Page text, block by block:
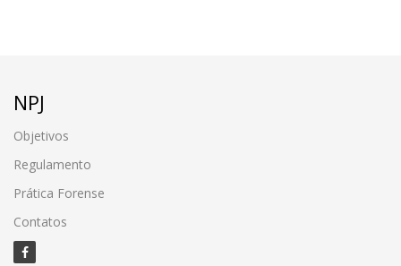
NPJ
Objetivos
Regulamento
Prática Forense
Contatos